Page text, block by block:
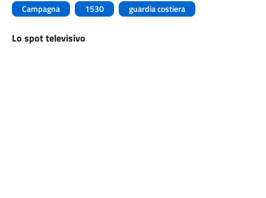
Campagna 1530 guardia costiera
Lo spot televisivo